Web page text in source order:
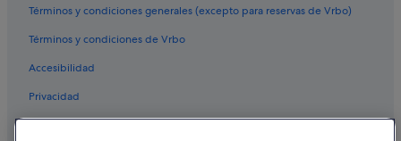
Hoteles con bar en Casco antiguo
Hoteles con bar en Vigo
Casas de huéspedes en Vigo
Hoteles para bodas en Vigo
Términos y condiciones generales (excepto para reservas de Vrbo)
Términos y condiciones de Vrbo
Accesibilidad
Privacidad